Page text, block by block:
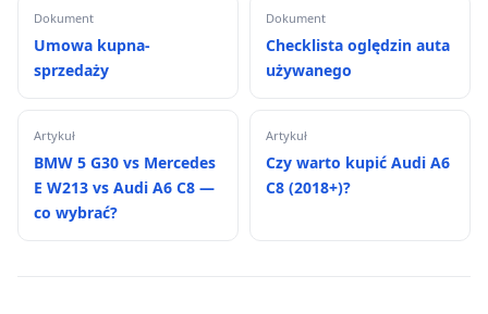
Dokument
Umowa kupna-
sprzedaży
Dokument
Checklista oględzin auta
używanego
Artykuł
BMW 5 G30 vs Mercedes
E W213 vs Audi A6 C8 —
co wybrać?
Artykuł
Czy warto kupić Audi A6
C8 (2018+)?